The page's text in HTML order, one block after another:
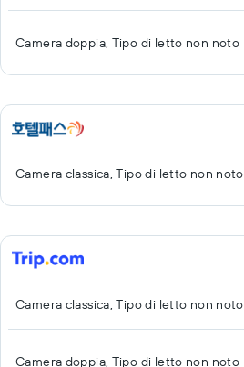
Camera doppia, Tipo di letto non noto
Camera classica, Tipo di letto non noto
Camera classica, Tipo di letto non noto
Camera doppia, Tipo di letto non noto